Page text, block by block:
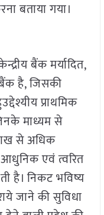
बताया गया।
बैंक मर्यादित,
है, जिसकी
प्राथमिक
माध्यम से
से अधिक
आधुनिक एवं त्वरित
है। निकट भविष्य
जाने की सुविधा